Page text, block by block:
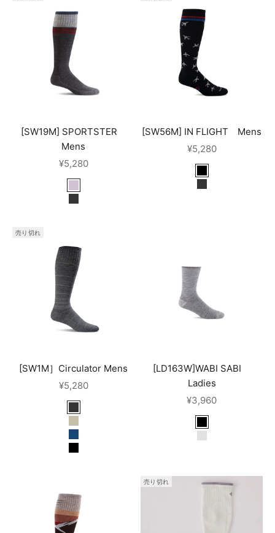
[SW19M] SPORTSTER
Mens
セール価格
¥5,280
putty
charcoal
[SW56M] IN FLIGHT Mens
セール価格
¥5,280
black
charcoal
売り切れ
[SW1M］Circulator Mens
セール価格
¥5,280
charcoal
khaki
denim
black
[LD163W]WABI SABI
Ladies
セール価格
¥3,960
black
grey
売り切れ